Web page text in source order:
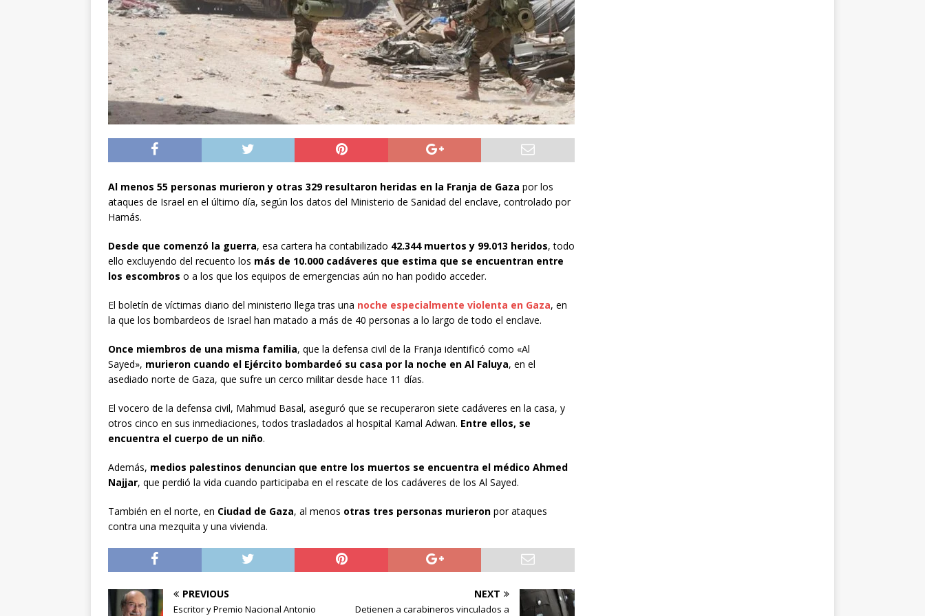
preventiva en la región
POLICIAL
[ 06/08/2026 ]
El papa León XIV viajará a Uruguay, Argentina y Perú del 6 al 17 de
noviembre
INTERNACIONAL
[ 07/08/2026 ] Diputado Jofré oficia a la SCJ para fiscalizar el impacto fiscal en la
Municipalidad y el GORE Tarapacá
DEPORTES
Al menos 55 personas murieron y otras 329 resultaron heridas en la Franja de Gaza por los
ataques de Israel en el último día, según los datos del Ministerio de Sanidad del enclave, controlado por
Hamás.
Desde que comenzó la guerra, esa cartera ha contabilizado 42.344 muertos y 99.013 heridos, todo
ello excluyendo del recuento los más de 10.000 cadáveres que estima que se encuentran entre
los escombros o a los que los equipos de emergencias aún no han podido acceder.
El boletín de víctimas diario del ministerio llega tras una noche especialmente violenta en Gaza, en
la que los bombardeos de Israel han matado a más de 40 personas a lo largo de todo el enclave.
Once miembros de una misma familia, que la defensa civil de la Franja identificó como «Al
Sayed», murieron cuando el Ejército bombardeó su casa por la noche en Al Faluya, en el
asediado norte de Gaza, que sufre un cerco militar desde hace 11 días.
El vocero de la defensa civil, Mahmud Basal, aseguró que se recuperaron siete cadáveres en la casa, y
otros cinco en sus inmediaciones, todos trasladados al hospital Kamal Adwan. Entre ellos, se
encuentra el cuerpo de un niño.
Además, medios palestinos denuncian que entre los muertos se encuentra el médico Ahmed
Najjar, que perdió la vida cuando participaba en el rescate de los cadáveres de los Al Sayed.
También en el norte, en Ciudad de Gaza, al menos otras tres personas murieron por ataques
contra una mezquita y una vivienda.
PREVIOUS
Escritor y Premio Nacional Antonio
NEXT
Detienen a carabineros vinculados a